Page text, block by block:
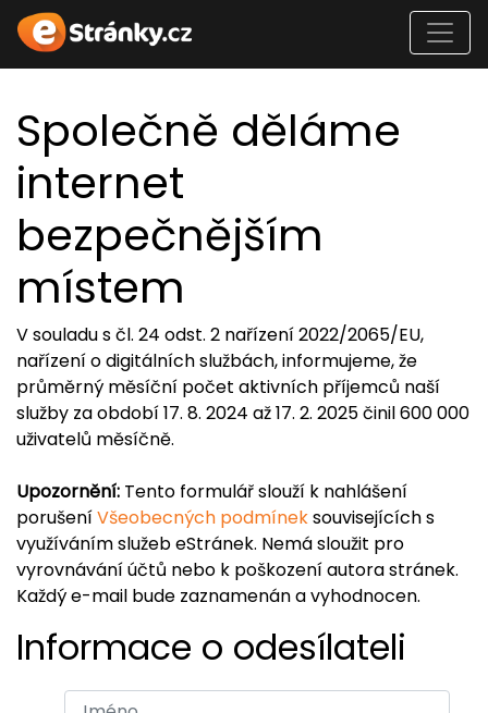
Společně děláme
internet
bezpečnějším
místem
V souladu s čl. 24 odst. 2 nařízení 2022/2065/EU,
nařízení o digitálních službách, informujeme, že
průměrný měsíční počet aktivních příjemců naší
služby za období 17. 8. 2024 až 17. 2. 2025 činil 600 000
uživatelů měsíčně.
Upozornění: Tento formulář slouží k nahlášení
porušeníVšeobecných podmíneksouvisejících s
využíváním služeb eStránek. Nemá sloužit pro
vyrovnávání účtů nebo k poškození autora stránek.
Každý e-mail bude zaznamenán a vyhodnocen.
Informace o odesílateli